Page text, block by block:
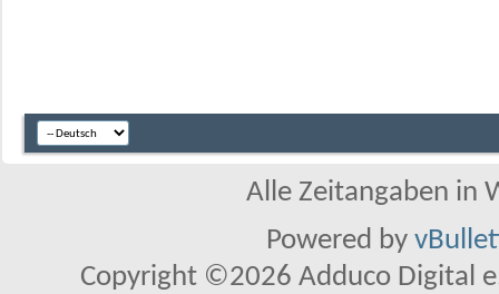
Alle Zeitangaben in
Powered by
Copyright ©2026 Adduco Digital